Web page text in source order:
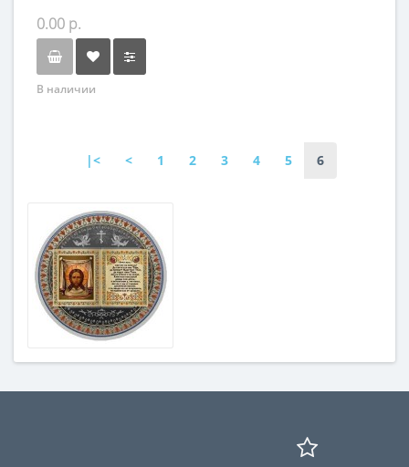
Христианство
0.00 р.
В наличии
|< < 1 2 3 4 5 6